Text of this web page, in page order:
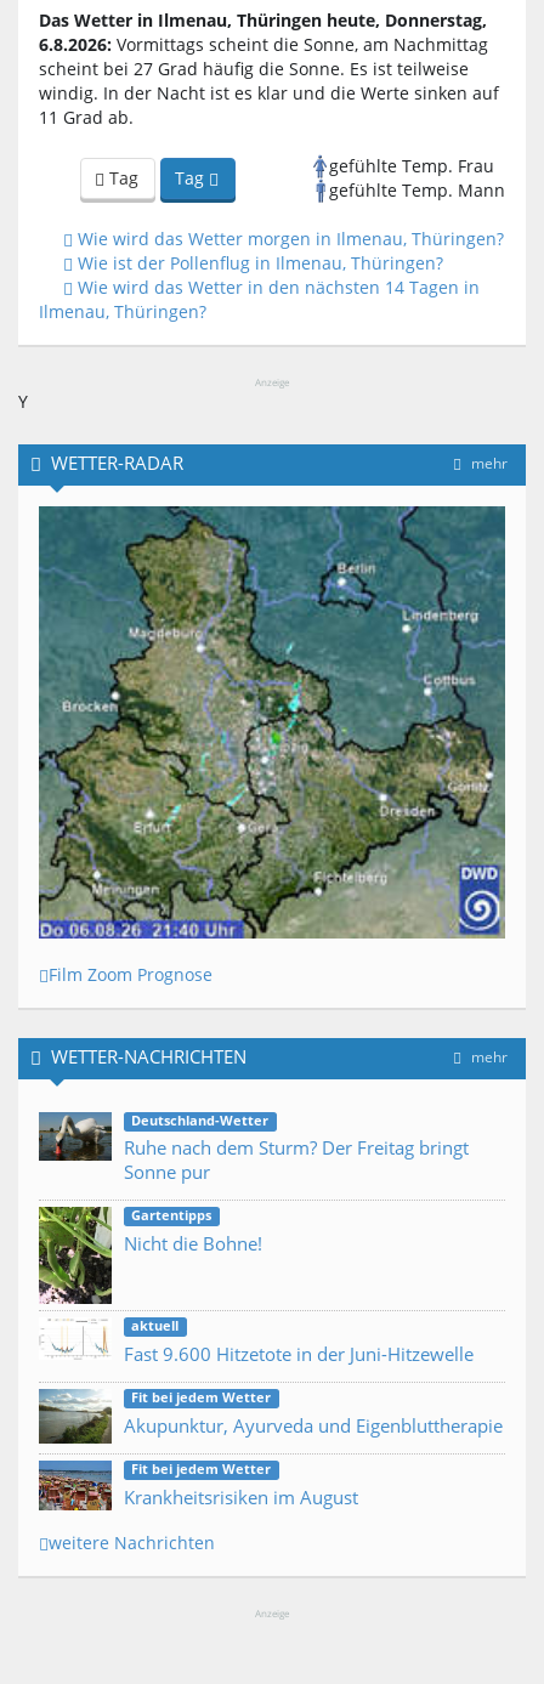
Das Wetter in Ilmenau, Thüringen heute, Donnerstag,
6.8.2026: Vormittags scheint die Sonne, am Nachmittag
scheint bei 27 Grad häufig die Sonne. Es ist teilweise
windig. In der Nacht ist es klar und die Werte sinken auf
11 Grad ab.
Tag Tag
gefühlte Temp. Frau
gefühlte Temp. Mann
Wie wird das Wetter morgen in Ilmenau, Thüringen?
Wie ist der Pollenflug in Ilmenau, Thüringen?
Wie wird das Wetter in den nächsten 14 Tagen in
Ilmenau, Thüringen?
Anzeige
Y
mehr
WETTER-RADAR
Film Zoom Prognose
mehr
WETTER-NACHRICHTEN
Deutschland-Wetter
Ruhe nach dem Sturm? Der Freitag bringt
Sonne pur
Gartentipps
Nicht die Bohne!
aktuell
Fast 9.600 Hitzetote in der Juni-Hitzewelle
Fit bei jedem Wetter
Akupunktur, Ayurveda und Eigenbluttherapie
Fit bei jedem Wetter
Krankheitsrisiken im August
weitere Nachrichten
Anzeige